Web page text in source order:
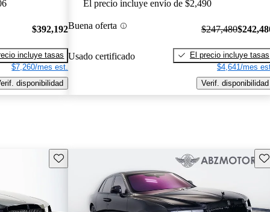
$392,192
incluye tasas
$7,260/mes est.
disponibilidad
El precio incluye envío de $2,490
Buena oferta
Usado certificado
$247,480
El precio incluye tasas
$4,641/mes
Verif. disponibilidad
Guarda este Aviso